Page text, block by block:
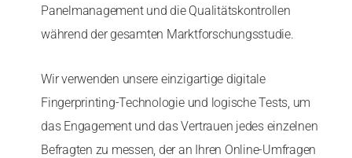
Panelmanagement und die Qualitätskontrollen
während der gesamten Marktforschungsstudie.
Wir verwenden unsere einzigartige digitale
Fingerprinting-Technologie und logische Tests, um
das Engagement und das Vertrauen jedes einzelnen
Befragten zu messen, der an Ihren Online-Umfragen